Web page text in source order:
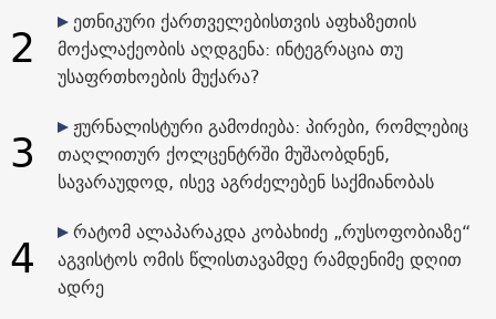
2
ეთნიკური ქართველებისთვის აფხაზეთის
მოქალაქეობის აღდგენა: ინტეგრაცია თუ
უსაფრთხოების მუქარა?
3
ჟურნალისტური გამოძიება: პირები, რომლებიც
თაღლითურ ქოლცენტრში მუშაობდნენ,
სავარაუდოდ, ისევ აგრძელებენ საქმიანობას
4
რატომ ალაპარაკდა კობახიძე „რუსოფობიაზე“
აგვისტოს ომის წლისთავამდე რამდენიმე დღით
ადრე